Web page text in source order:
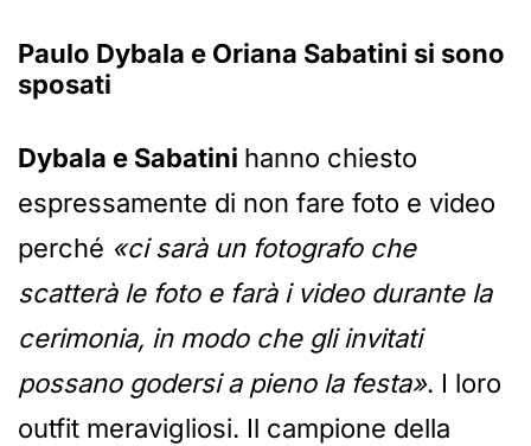
Paulo Dybala e Oriana Sabatini si sono
sposati
Dybala e Sabatini hanno chiesto
espressamente di non fare foto e video
perché «ci sarà un fotografo che
scatterà le foto e farà i video durante la
cerimonia, in modo che gli invitati
possano godersi a pieno la festa». I loro
outfit meravigliosi. Il campione della